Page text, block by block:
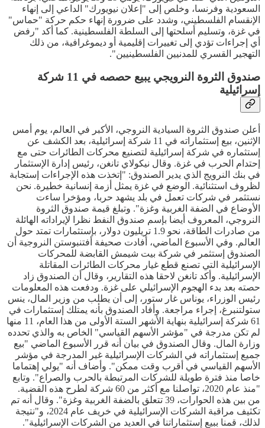
السعودية وفرنسا، وخلص إلى "إعلان نيويورك" الداعي إلى إنهاء
الإنقسام الفلسطيني، وشدد على ضرورة إنهاء حكم حركة "حماس"
في غزة، وتسليم أسلحتها إلى السلطة الفلسطينية. كما أكد "رفض
أي إجراءات تؤدي إلى تغييرات إقليمية أو ديموغرافية، من ذلك
التهجير القسري للمدنيين الفلسطينيين".
صندوق الثروة النرويجي يبيع حصصه في 11 شركة
إسرائيلية
أعلن صندوق الثروة السيادية النروجي، الأكبر في العالم، يوم أمس
الإثنين، بيع إستثماراته في 11 شركة إسرائيلية، بعد الكشف عن
إستثماره في شركة إسرائيلية لتصنيع محركات الطائرات حتى مع
إحتدام الحرب في غزة. وقال نيكولاي تانغن، رئيس إدارة الإستثمار
في بنك النرويج الذي يدير الصندوق: "إتخذت هذه الإجراءات إستجابة
لظروف استثنائية. الوضع في غزة يمثل أزمة إنسانية خطيرة. نحن
نستثمر في شركات تعمل في بلد يشهد حربا، ومؤخرا ساءت
الأوضاع في الضفة الغربية وغزة". وتبلغ قيمة صندوق الثروة
النروجي، المعروف أيضا بإسم صندوق النفط نظرا لإيراداته الهائلة
من صادرات الطاقة، نحو 1.9 تريليون دولار، بإستثمارات تمتد حول
العالم. وفي الأسبوع الماضي، أفادت صحيفة أفتنبوستن النروجية أن
الصندوق إستثمر في شركة بيت شيمش القابضة للمحركات
الإسرائيلية التي تصنع قطع غيار محركات الطائرات المقاتلة
الإسرائيلية. وأكد تانغن لاحقا هذه التقارير، وقال أن الصندوق زاد
حصته بعد بدء الهجوم الإسرائيلي على غزة. ودفعت هذه المعلومات
رئيس الوزراء، يوناس غار ستور، إلى أن يطلب من وزير المال، ينس
ستولتنبرغ، إجراء مراجعة. وأفاد الصندوق بأنه يمتلك إستثمارات في
61 شركة إسرائيلية بنهاية الأشهر الستة الأولى من هذا العام، 11 منها
لم تكن مدرجة في "مؤشر الأسهم القياسي" الخاص به والذي تحدده
وزارة المال. وقال الصندوق في بيان أنه قرر الأسبوع الماضي "بيع
جميع إستثماراته في الشركات الإسرائيلية غير المدرجة في مؤشر
الأسهم القياسي في أقرب وقت ممكن". وأضاف أنه "يولي إهتماما
خاصا منذ فترة طويلة للشركات المرتبطة بالحرب والصراع". وتابع
"منذ عام 2020، تواصلنا مع أكثر من 60 شركة لطرح هذه القضية.
من بين هذه الحوارات، 39 تتعلق بالضفة الغربية وغزة". وقال أنه تم
تكثيف مراقبة الشركات الإسرائيلية في خريف عام 2024، و"نتيجة
لذلك، قمنا ببيع إستثماراتنا في العديد من الشركات الإسرائيلية".